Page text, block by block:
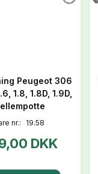
Peugeot 306
1.8, 1.8D, 1.9D,
nr.: 19.58
DKK